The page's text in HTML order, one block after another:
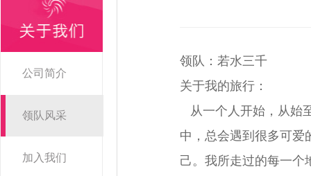
公司简介
领队风采
加入我们
领队：若水三千
关于我的旅行：
从一个人开始，从始
中，总会遇到很多可爱
己。我所走过的每一个